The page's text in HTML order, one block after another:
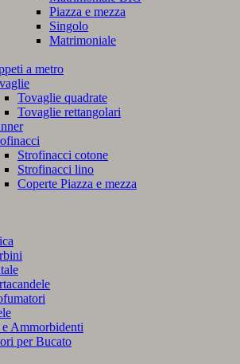
Piazza e mezza
Singolo
Matrimoniale
a metro
Tovaglie quadrate
Tovaglie rettangolari
Strofinacci cotone
Strofinacci lino
Coperte Piazza e mezza
Ammorbidenti
per Bucato